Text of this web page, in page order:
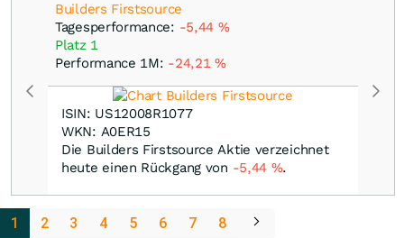
Builders Firstsource
Tagesperformance: -5,44 %
Platz 1
Performance 1M: -24,21%
ISIN: US12008R1077
WKN: A0ER15
Die Builders Firstsource Aktie verzeichnet
heute einen Rückgang von -5,44 %.
1 2 3 4 5 6 7 8